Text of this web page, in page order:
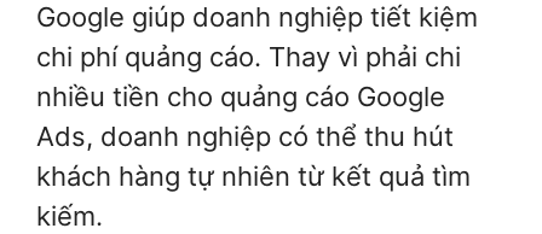
Google giúp doanh nghiệp tiết kiệm
chi phí quảng cáo. Thay vì phải chi
nhiều tiền cho quảng cáo Google
Ads, doanh nghiệp có thể thu hút
khách hàng tự nhiên từ kết quả tìm
kiếm.